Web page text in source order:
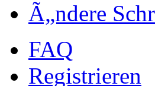
Ã„ndere
FAQ
Registrieren